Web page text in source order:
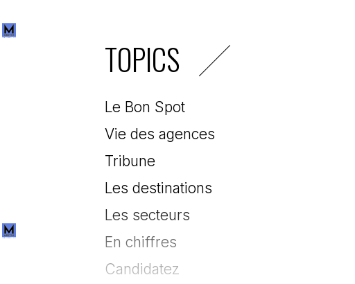
TOPICS
Le Bon Spot
Vie des agences
Tribune
Les destinations
Les secteurs
En chiffres
Candidatez